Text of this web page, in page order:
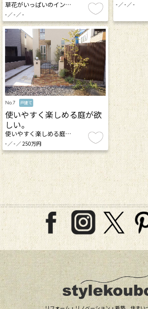
草花がいっぱいのイン…
- ／ - ／ -
- ／ - ／ -
No.7 戸建て
使いやすく楽しめる庭が欲
しい。
使いやすく楽しめる庭…
- ／ - ／ 250万円